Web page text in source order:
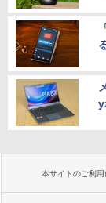
本サイトのご利用